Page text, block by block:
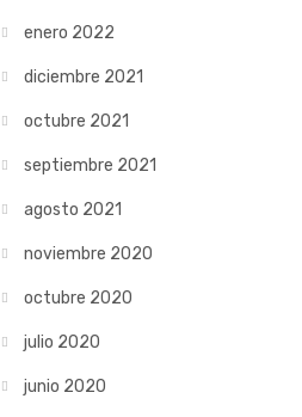
enero 2022
diciembre 2021
octubre 2021
septiembre 2021
agosto 2021
noviembre 2020
octubre 2020
julio 2020
junio 2020